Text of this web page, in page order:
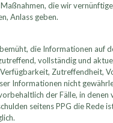
die wir
Anlass geben.
die Informationen auf
vollständig und
Zutreffendheit,
Informationen nicht
der Fälle, in denen
seitens PPG die Rede